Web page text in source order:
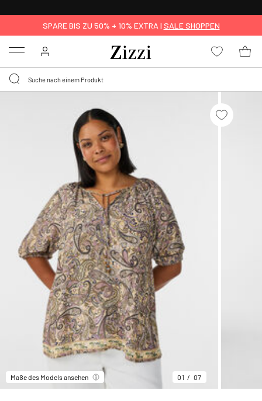
SPARE BIS ZU 50% + 10% EXTRA | SALE SHOPPEN
Menu
Maße des Models ansehen 01 07